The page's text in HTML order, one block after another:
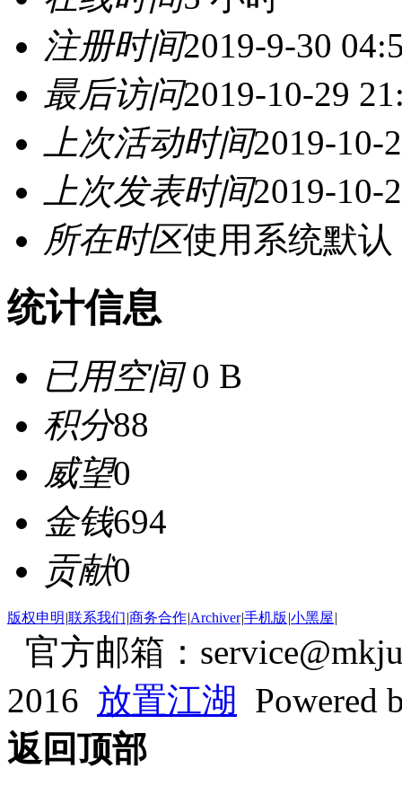
注册时间2019-9-30
最后访问2019-10-29
上次活动时间2019-10-
上次发表时间2019-10-
所在时区使用系统默认
统计信息
已用空间0 B
积分88
威望0
金钱694
贡献0
版权申明 |联系我们|商务合作|Archiver|手机版 |小黑屋|
官方邮箱：
2016 放置江湖
Powered
返回顶部